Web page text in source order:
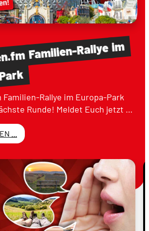
Familien-Rallyeim
Familien-Rallye im Europa-Park
Runde! Meldet Euch jetzt …
...